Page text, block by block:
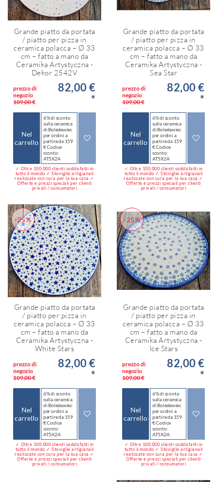
Grande piatto da portata
/ piatto per pizza in
ceramica polacca – Ø 33
cm – fatto a mano da
Ceramika Artystyczna -
Dekor 2542V
prezzo di
negozio
109,00 €
82,00 €
*
Nel
carrello
6% di sconto
sulla ceramica
di Bolesławiec
per ordini a
partire da 159
€ Codice
sconto:
AT5X2A
✓ Oltre 100.000 clienti soddisfatti in
tutto il mondo ✓ Stoviglie artigianali
realizzate con cura per la tua casa ✓
Offerte e prezzi speciali per clienti
privati / consumatori
Grande piatto da portata
/ piatto per pizza in
ceramica polacca – Ø 33
cm – fatto a mano da
Ceramika Artystyczna -
Sea Star
prezzo di
negozio
109,00 €
82,00 €
*
Nel
carrello
6% di sconto
sulla ceramica
di Bolesławiec
per ordini a
partire da 159
€ Codice
sconto:
AT5X2A
✓ Oltre 100.000 clienti soddisfatti in
tutto il mondo ✓ Stoviglie artigianali
realizzate con cura per la tua casa ✓
Offerte e prezzi speciali per clienti
privati / consumatori
-25%
Grande piatto da portata
/ piatto per pizza in
ceramica polacca – Ø 33
cm – fatto a mano da
Ceramika Artystyczna -
White Stars
prezzo di
negozio
109,00 €
82,00 €
*
Nel
carrello
6% di sconto
sulla ceramica
di Bolesławiec
per ordini a
partire da 159
€ Codice
sconto:
AT5X2A
✓ Oltre 100.000 clienti soddisfatti in
tutto il mondo ✓ Stoviglie artigianali
realizzate con cura per la tua casa ✓
Offerte e prezzi speciali per clienti
privati / consumatori
-25%
Grande piatto da portata
/ piatto per pizza in
ceramica polacca – Ø 33
cm – fatto a mano da
Ceramika Artystyczna -
Ice Stars
prezzo di
negozio
109,00 €
82,00 €
*
Nel
carrello
6% di sconto
sulla ceramica
di Bolesławiec
per ordini a
partire da 159
€ Codice
sconto:
AT5X2A
✓ Oltre 100.000 clienti soddisfatti in
tutto il mondo ✓ Stoviglie artigianali
realizzate con cura per la tua casa ✓
Offerte e prezzi speciali per clienti
privati / consumatori